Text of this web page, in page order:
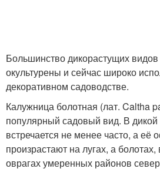
Большинство дикорастущих
окультурены и сейчас широко
декоративном садоводстве.
Калужница болотная (лат. Caltha
популярный садовый вид. В дикой
встречается не менее часто, а её
произрастают на лугах, а
оврагах умеренных районов